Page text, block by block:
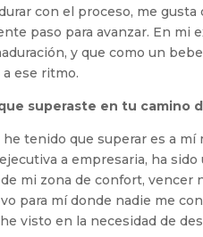
con el proceso, me gusta
paso para avanzar. En
y que como un
ese ritmo.
superaste en tu camino
tenido que superar es a
a empresaria, ha
mi zona de confort,
para mí donde nadie me
visto en la necesidad de